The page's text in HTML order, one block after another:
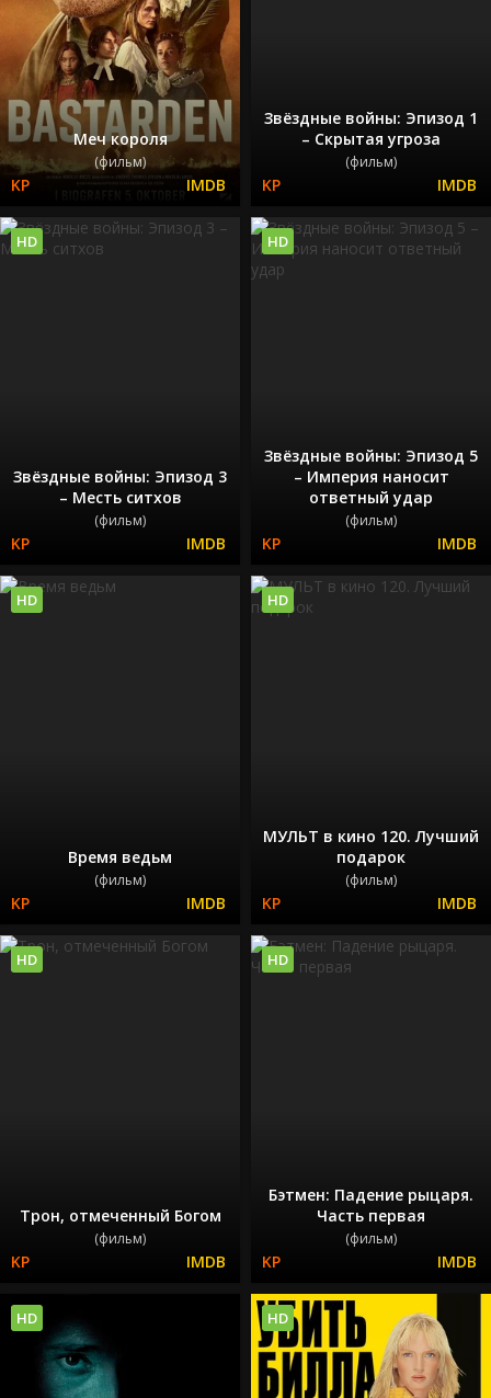
Меч короля
(фильм)
Звёздные войны: Эпизод 1
– Скрытая угроза
(фильм)
Звёздные войны: Эпизод 3
– Месть ситхов
(фильм)
HD
Звёздные войны: Эпизод 5
– Империя наносит
ответный удар
(фильм)
HD
Время ведьм
(фильм)
HD
МУЛЬТ в кино 120. Лучший
подарок
(фильм)
HD
Трон, отмеченный Богом
(фильм)
HD
Бэтмен: Падение рыцаря.
Часть первая
(фильм)
HD
HD HD